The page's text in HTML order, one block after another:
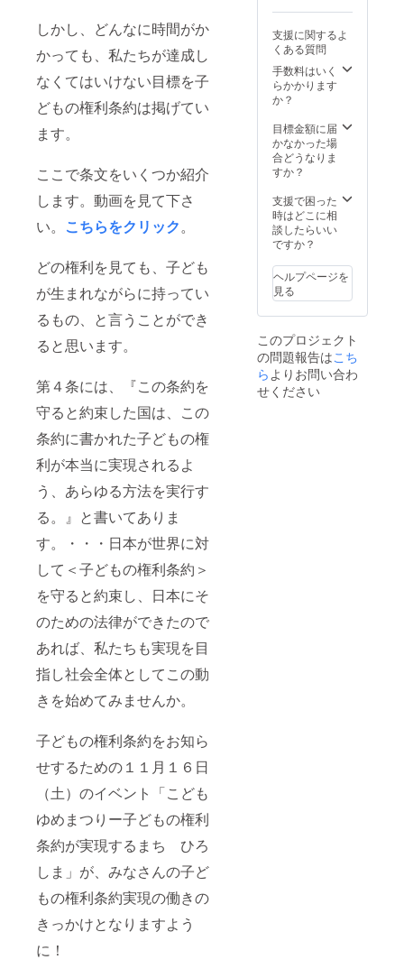
しかし、どんなに時間がか
かっても、私たちが達成し
なくてはいけない目標を子
どもの権利条約は掲げてい
ます。
ここで条文をいくつか紹介
します。動画を見て下さ
い。 こちらをクリック。
どの権利を見ても、子ども
が生まれながらに持ってい
るもの、と言うことができ
ると思います。
第４条には、『この条約を
守ると約束した国は、この
条約に書かれた子どもの権
利が本当に実現されるよ
う、あらゆる方法を実行す
る。』と書いてありま
す。・・・日本が世界に対
して＜子どもの権利条約＞
を守ると約束し、日本にそ
のための法律ができたので
あれば、私たちも実現を目
指し社会全体としてこの動
きを始めてみませんか。
子どもの権利条約をお知ら
せするための１１月１６日
（土）のイベント「こども
ゆめまつりー子どもの権利
条約が実現するまち ひろ
しま」が、みなさんの子ど
もの権利条約実現の働きの
きっかけとなりますよう
に！
ニット）
2023年
6月～7月
子どもアド
ボカシー基
礎講座
10月～12
月 子ども
アドボカ
シー専門講
座・社会的
養護を必要
とする子ど
ものアドボ
カシー
2024年
1月27日 後
援会開催・
渡辺睦美
支援に関するよ
くある質問
手数料はいく
らかかります
か？
目標金額に届
かなかった場
合どうなりま
すか？
支援で困った
時はどこに相
談したらいい
ですか？
ヘルプページを
見る
このプロジェクト
の問題報告はこち
ら よりお問い合わ
せください